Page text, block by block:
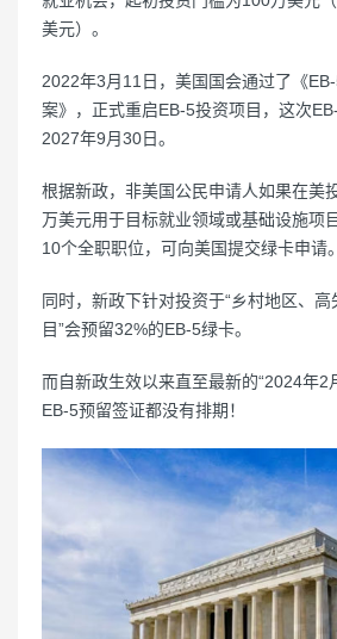
美元）。
2022年3月11日，美国国会通过了《
案》，正式重启EB-5投资项目，这次
2027年9月30日。
根据新政，非美国公民申请人如果在美
万美元用于目标就业领域或基础设施项
10个全职职位，可向美国提交绿卡申请。
同时，新政下针对投资于“乡村地区、
目”会预留32%的EB-5绿卡。
而自新政生效以来直至最新的“2024年2
EB-5预留签证都没有排期！